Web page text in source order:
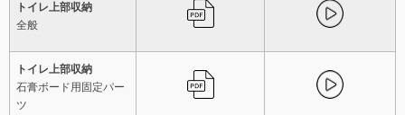
トイレ上部収納
全般
トイレ上部収納
石膏ボード用固定パー
ツ